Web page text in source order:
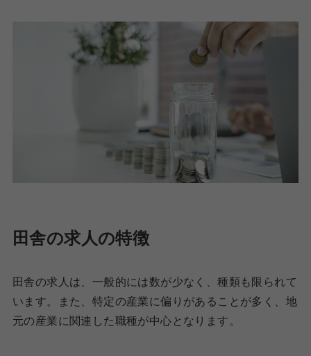
田舎の求人の特徴
田舎の求人は、一般的には数が少なく、種類も限られて
います。また、特定の産業に偏りがあることが多く、地
元の産業に関連した職種が中心となります。